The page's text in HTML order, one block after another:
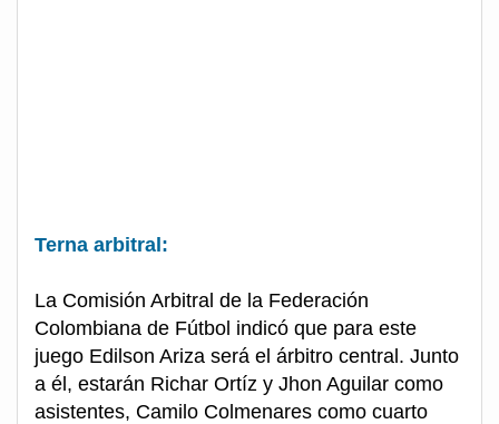
Terna arbitral:
La Comisión Arbitral de la Federación
Colombiana de Fútbol indicó que para este
juego Edilson Ariza será el árbitro central. Junto
a él, estarán Richar Ortíz y Jhon Aguilar como
asistentes, Camilo Colmenares como cuarto